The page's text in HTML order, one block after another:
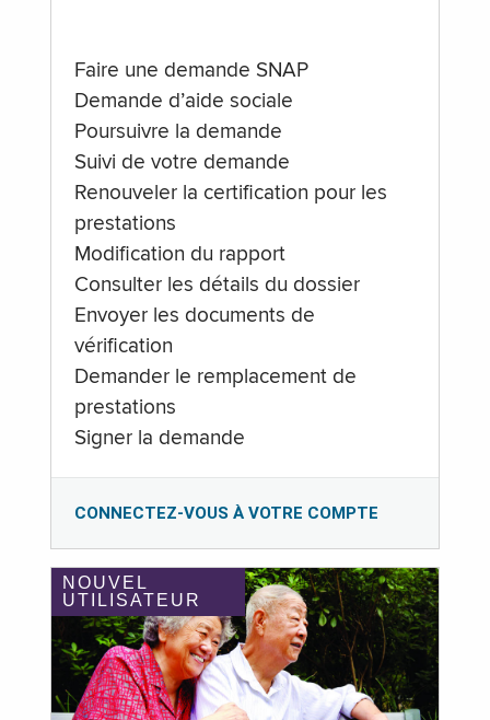
Faire une demande SNAP
Demande d’aide sociale
Poursuivre la demande
Suivi de votre demande
Renouveler la certification pour les
prestations
Modification du rapport
Consulter les détails du dossier
Envoyer les documents de
vérification
Demander le remplacement de
prestations
Signer la demande
CONNECTEZ-VOUS À VOTRE COMPTE
NOUVEL
UTILISATEUR